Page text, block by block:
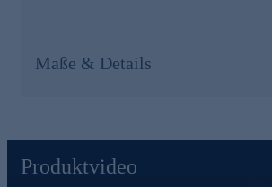
warme Ausstrahlung. Mit seinen Maßen
cm ist der Anhänger ein echter Blickfang,
Schmuckstück für sich selbst - dieser
Maße & Details
Produktvideo